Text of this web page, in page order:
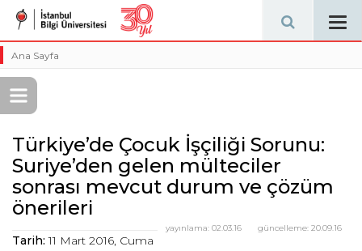
Ana Sayfa
Türkiye’de Çocuk İşçiliği Sorunu:
Suriye’den gelen mülteciler
sonrası mevcut durum ve çözüm
önerileri
güncelleme: 20.09.16
yayınlama: 02.03.16
Tarih: 11 Mart 2016, Cuma